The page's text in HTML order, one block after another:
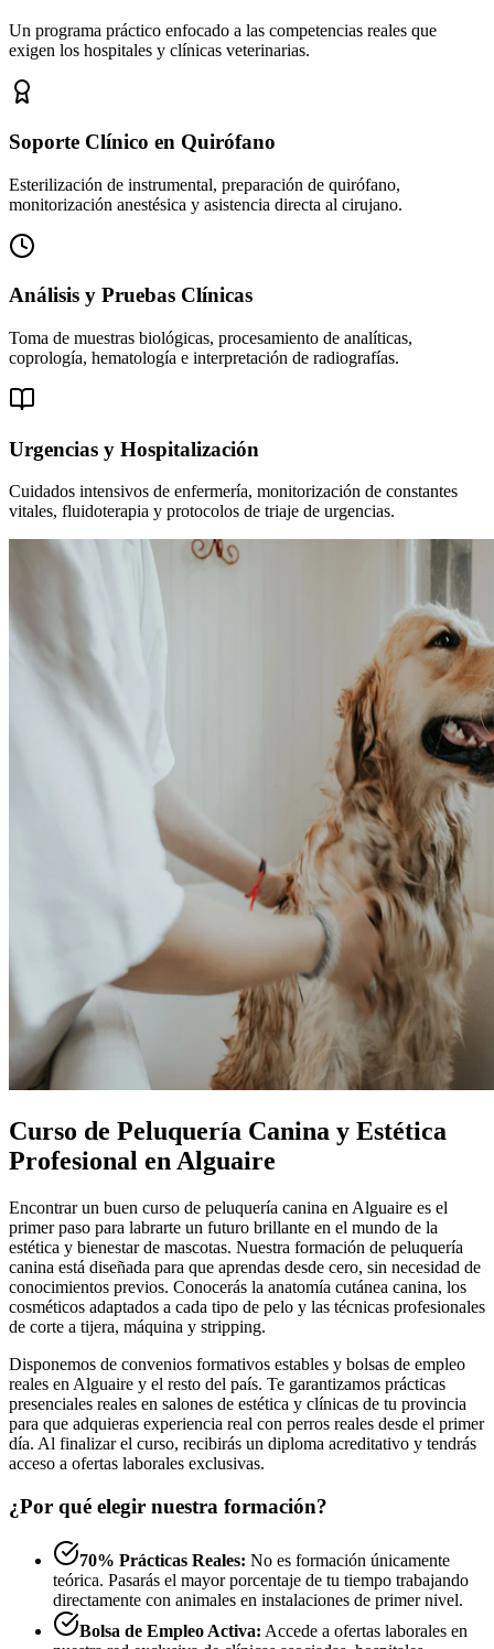
Un programa práctico enfocado a las competencias reales que
exigen los hospitales y clínicas veterinarias.
Soporte Clínico en Quirófano
Esterilización de instrumental, preparación de quirófano,
monitorización anestésica y asistencia directa al cirujano.
Análisis y Pruebas Clínicas
Toma de muestras biológicas, procesamiento de analíticas,
coprología, hematología e interpretación de radiografías.
Urgencias y Hospitalización
Cuidados intensivos de enfermería, monitorización de constantes
vitales, fluidoterapia y protocolos de triaje de urgencias.
Curso de Peluquería Canina y Estética
Profesional en Alguaire
Encontrar un buen curso de peluquería canina en Alguaire es el
primer paso para labrarte un futuro brillante en el mundo de la
estética y bienestar de mascotas. Nuestra formación de peluquería
canina está diseñada para que aprendas desde cero, sin necesidad de
conocimientos previos. Conocerás la anatomía cutánea canina, los
cosméticos adaptados a cada tipo de pelo y las técnicas profesionales
de corte a tijera, máquina y stripping.
Disponemos de convenios formativos estables y bolsas de empleo
reales en Alguaire y el resto del país. Te garantizamos prácticas
presenciales reales en salones de estética y clínicas de tu provincia
para que adquieras experiencia real con perros reales desde el primer
día. Al finalizar el curso, recibirás un diploma acreditativo y tendrás
acceso a ofertas laborales exclusivas.
¿Por qué elegir nuestra formación?
70% Prácticas Reales: No es formación únicamente
teórica. Pasarás el mayor porcentaje de tu tiempo trabajando
directamente con animales en instalaciones de primer nivel.
Bolsa de Empleo Activa: Accede a ofertas laborales en